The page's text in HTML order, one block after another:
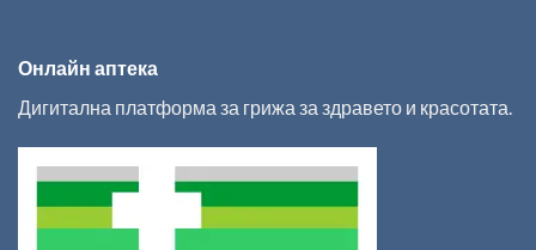
Онлайн аптека
Дигитална платформа за грижа за здравето и красотата.